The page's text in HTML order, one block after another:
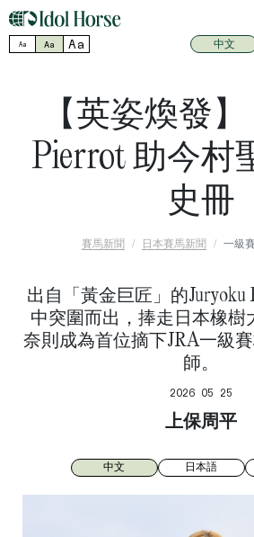
Aa Aa Aa 中文
【英姿煥發
Pierrot 助今村
史冊
賽馬新聞 日本賽馬新聞 一級
出自「黃金巨匠」的
中突圍而出，捧走日本橡樹
奈則成為首位摘下JRA一級
師。
2026 05 25
上保周平
中文 日本語